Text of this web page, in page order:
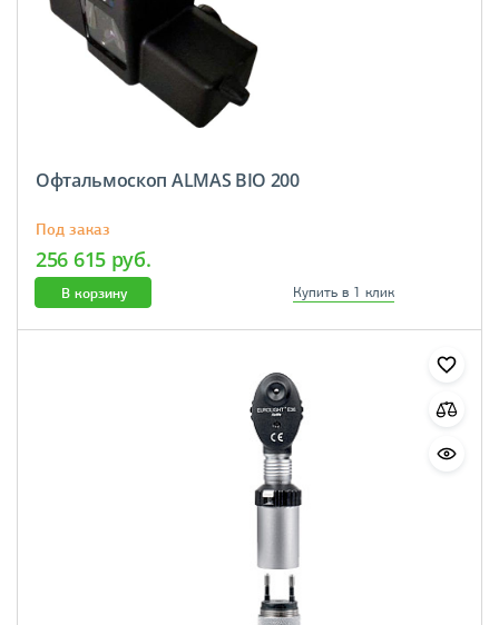
Офтальмоскоп ALMAS BIO 200
Под заказ
256 615 руб.
В корзину Купить в 1 клик